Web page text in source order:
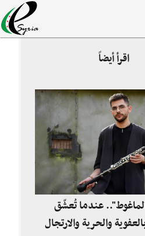
اقرأ أيضاً
عندما تُعشّق
والحرية والارتجال